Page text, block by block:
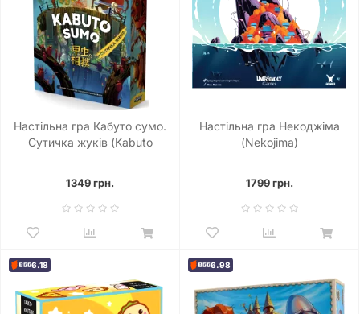
Настільна гра Кабуто сумо.
Сутичка жуків (Kabuto
1349 грн.
Настільна гра Некоджіма
(Nekojima)
1799 грн.
6.18 6.98